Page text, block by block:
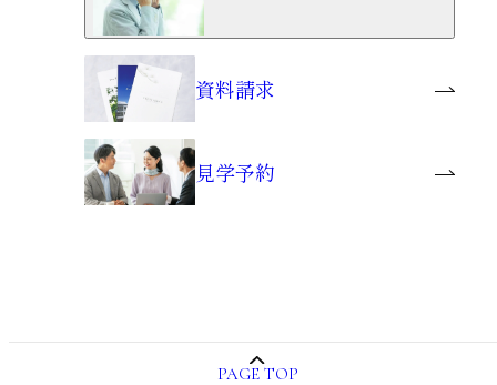
資料請求
見学予約
PAGE TOP